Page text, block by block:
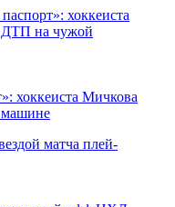
хоккеиста Мичкова